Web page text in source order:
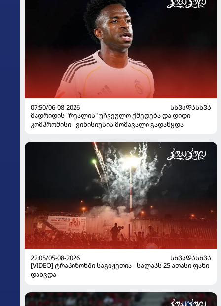
07:50/06-08-2026
ᲡᲮᲕᲐᲓᲐᲡᲮᲕᲐ
მადრიდის "რეალის" უჩვეულო ქმედება და დიდი
კომპრომისი - ვინისიუსის მომავალი გადაწყდა
22:05/05-08-2026
ᲡᲮᲕᲐᲓᲐᲡᲮᲕᲐ
[VIDEO] ტრაპიზონში საგიჟეთია - სალაჰს 25 ათასი ფანი
დახვდა